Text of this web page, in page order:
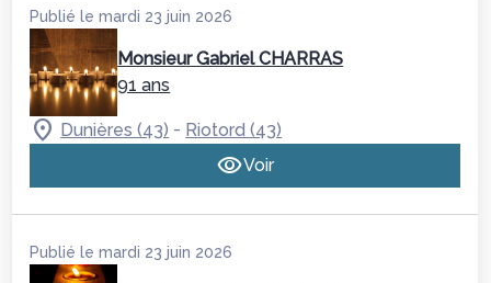
Publié le mardi 23 juin 2026
Monsieur Gabriel CHARRAS
91 ans
Dunières (43) - Riotord (43)
Voir
Publié le mardi 23 juin 2026